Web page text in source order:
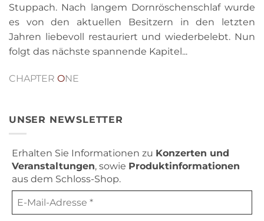
Stuppach. Nach langem Dornröschenschlaf wurde
es von den aktuellen Besitzern in den letzten
Jahren liebevoll restauriert und wiederbelebt. Nun
folgt das nächste spannende Kapitel...
CHAPTER ONE
UNSER NEWSLETTER
Erhalten Sie Informationen zu Konzerten und
Veranstaltungen, sowie Produktinformationen
aus dem Schloss-Shop.